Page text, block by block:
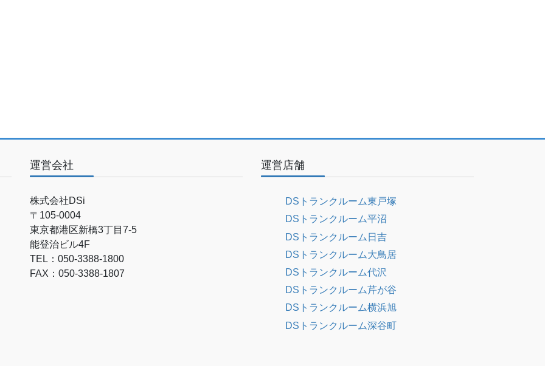
運営会社
株式会社DSi
〒105-0004
東京都港区新橋3丁目7-5
能登治ビル4F
TEL：050-3388-1800
FAX：050-3388-1807
運営店舗
DSトランクルーム東戸塚
DSトランクルーム平沼
DSトランクルーム日吉
DSトランクルーム大鳥居
DSトランクルーム代沢
DSトランクルーム芹が谷
DSトランクルーム横浜旭
DSトランクルーム深谷町